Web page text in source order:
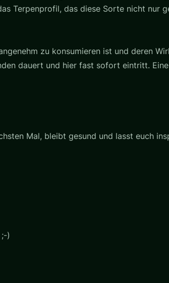
Terpenprofil, das diese Sorte nicht nur
zu konsumieren ist und deren
dauert und hier fast sofort eintritt.
Mal, bleibt gesund und lasst euch
)